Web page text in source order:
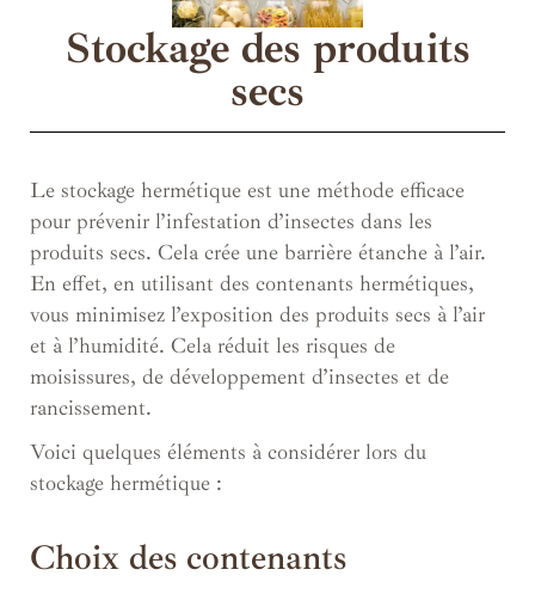
Stockage des produits
secs
Le stockage hermétique est une méthode efficace
pour prévenir l’infestation d’insectes dans les
produits secs. Cela crée une barrière étanche à l’air.
En effet, en utilisant des contenants hermétiques,
vous minimisez l’exposition des produits secs à l’air
et à l’humidité. Cela réduit les risques de
moisissures, de développement d’insectes et de
rancissement.
Voici quelques éléments à considérer lors du
stockage hermétique :
Choix des contenants